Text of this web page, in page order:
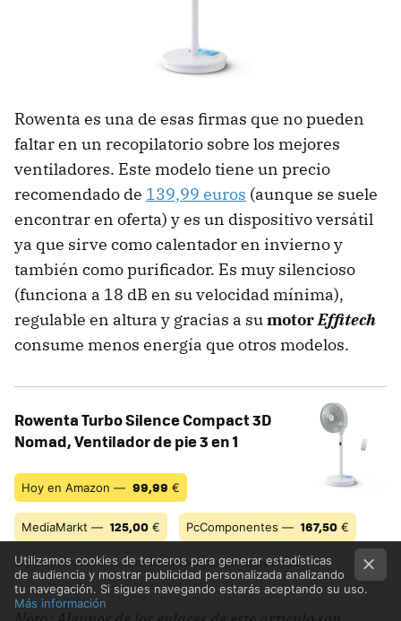
Rowenta es una de esas firmas que no pueden
faltar en un recopilatorio sobre los mejores
ventiladores. Este modelo tiene un precio
recomendado de 139,99 euros (aunque se suele
encontrar en oferta) y es un dispositivo versátil
ya que sirve como calentador en invierno y
también como purificador. Es muy silencioso
(funciona a 18 dB en su velocidad mínima),
regulable en altura y gracias a sumotor Effitech
consume menos energía que otros modelos.
Rowenta Turbo Silence Compact 3D
Nomad, Ventilador de pie 3 en 1
Hoy en Amazon — 99,99 €
MediaMarkt — 125,00 € PcComponentes — 167,50 €
El precio podría variar. Obtenemos comisión por estos enlaces
Utilizamos cookies de terceros para generar estadísticas
de audiencia y mostrar publicidad personalizada analizando
tu navegación. Si sigues navegando estarás aceptando su uso.
Más información